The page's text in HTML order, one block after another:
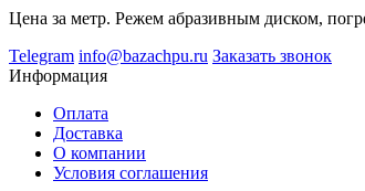
Цена за метр. Режем абразивным диском,
Telegram info@bazachpu.ru Заказать звонок
Информация
Оплата
Доставка
О компании
Условия соглашения